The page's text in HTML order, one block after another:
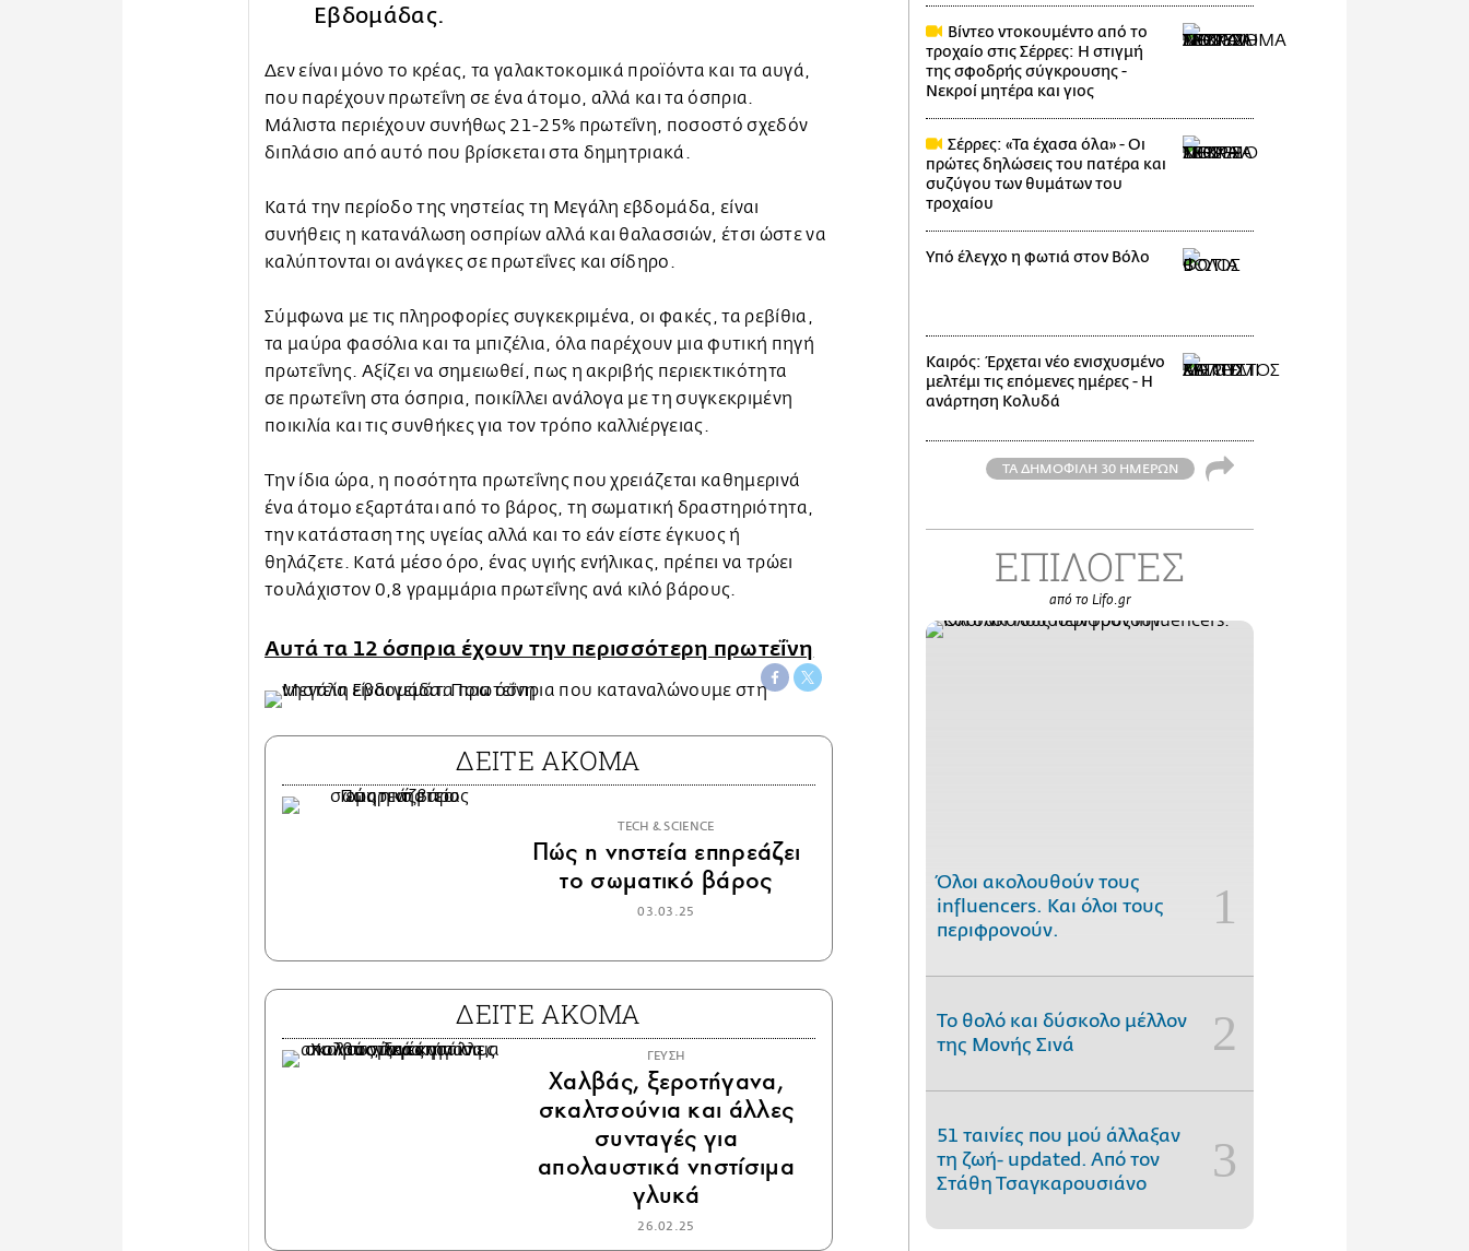
Εβδομάδας.
Δεν είναι μόνο το κρέας, τα γαλακτοκομικά προϊόντα και τα αυγά,
που παρέχουν πρωτεΐνη σε ένα άτομο, αλλά και τα όσπρια.
Μάλιστα περιέχουν συνήθως 21-25% πρωτεΐνη, ποσοστό σχεδόν
διπλάσιο από αυτό που βρίσκεται στα δημητριακά.
Κατά την περίοδο της νηστείας τη Μεγάλη εβδομάδα, είναι
συνήθεις η κατανάλωση οσπρίων αλλά και θαλασσιών, έτσι ώστε να
καλύπτονται οι ανάγκες σε πρωτεΐνες και σίδηρο.
Σύμφωνα με τις πληροφορίες συγκεκριμένα, οι φακές, τα ρεβίθια,
τα μαύρα φασόλια και τα μπιζέλια, όλα παρέχουν μια φυτική πηγή
πρωτεΐνης. Αξίζει να σημειωθεί, πως η ακριβής περιεκτικότητα
σε πρωτεΐνη στα όσπρια, ποικίλλει ανάλογα με τη συγκεκριμένη
ποικιλία και τις συνθήκες για τον τρόπο καλλιέργειας.
Την ίδια ώρα, η ποσότητα πρωτεΐνης που χρειάζεται καθημερινά
ένα άτομο εξαρτάται από το βάρος, τη σωματική δραστηριότητα,
την κατάσταση της υγείας αλλά και το εάν είστε έγκυος ή
θηλάζετε. Κατά μέσο όρο, ένας υγιής ενήλικας, πρέπει να τρώει
τουλάχιστον 0,8 γραμμάρια πρωτεΐνης ανά κιλό βάρους.
Αυτά τα 12 όσπρια έχουν την περισσότερη πρωτεΐνη
ΔΕΙΤΕ ΑΚΟΜΑ
ΤECH & SCIENCE
Πώς η νηστεία επηρεάζει
το σωματικό βάρος
03.03.25
ΔΕΙΤΕ ΑΚΟΜΑ
ΓΕΥΣΗ
Χαλβάς, ξεροτήγανα,
σκαλτσούνια και άλλες
συνταγές για
απολαυστικά νηστίσιμα
γλυκά
26.02.25
Βίντεο ντοκουμέντο από το
τροχαίο στις Σέρρες: Η στιγμή
της σφοδρής σύγκρουσης -
Νεκροί μητέρα και γιος
Σέρρες: «Τα έχασα όλα» - Οι
πρώτες δηλώσεις του πατέρα και
συζύγου των θυμάτων του
τροχαίου
Υπό έλεγχο η φωτιά στον Βόλο
Καιρός: Έρχεται νέο ενισχυσμένο
μελτέμι τις επόμενες ημέρες - Η
ανάρτηση Κολυδά
ΤΑ ΔΗΜΟΦΙΛΗ 30 ΗΜΕΡΩΝ
ΕΠΙΛΟΓΕΣ
από το Lifo.gr
Όλοι ακολουθούν τους
influencers. Και όλοι τους
περιφρονούν.
Το θολό και δύσκολο μέλλον
της Μονής Σινά
51 ταινίες που μού άλλαξαν
τη ζωή- updated. Aπό τον
Στάθη Τσαγκαρουσιάνο